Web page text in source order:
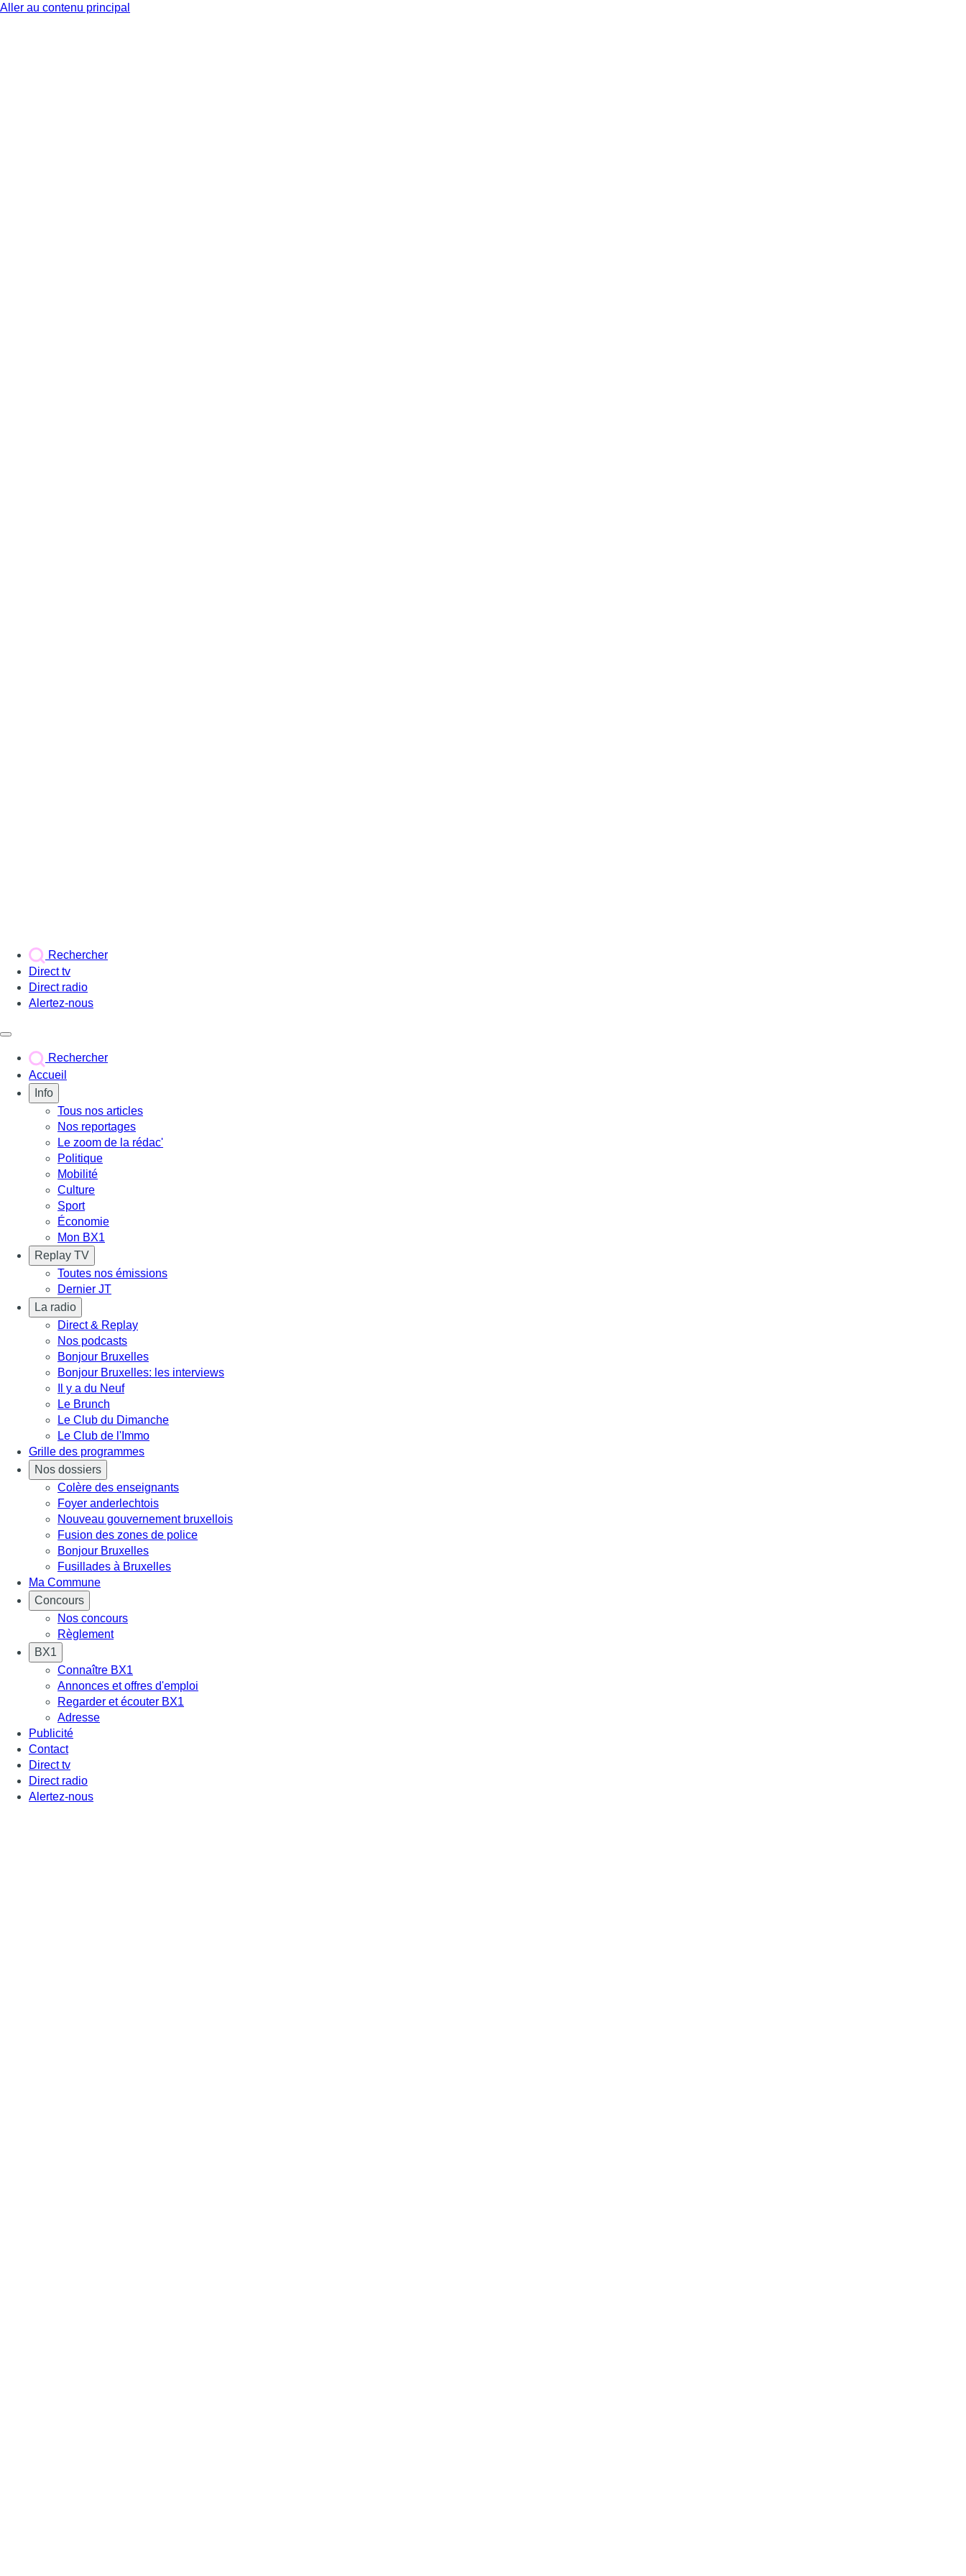
Aller au contenu principal
Rechercher
Direct tv
Direct radio
Alertez-nous
Rechercher
Accueil
Info
Tous nos articles
Nos reportages
Le zoom de la rédac'
Politique
Mobilité
Culture
Sport
Économie
Mon BX1
Replay TV
Toutes nos émissions
Dernier JT
La radio
Direct & Replay
Nos podcasts
Bonjour Bruxelles
Bonjour Bruxelles: les interviews
Il y a du Neuf
Le Brunch
Le Club du Dimanche
Le Club de l'Immo
Grille des programmes
Nos dossiers
Colère des enseignants
Foyer anderlechtois
Nouveau gouvernement bruxellois
Fusion des zones de police
Bonjour Bruxelles
Fusillades à Bruxelles
Ma Commune
Concours
Nos concours
Règlement
BX1
Connaître BX1
Annonces et offres d'emploi
Regarder et écouter BX1
Adresse
Publicité
Contact
Direct tv
Direct radio
Alertez-nous